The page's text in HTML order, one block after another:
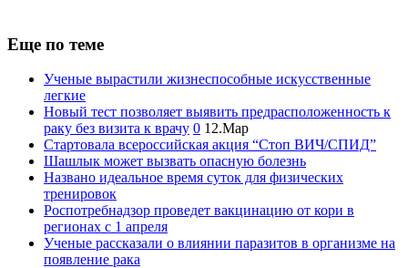
Еще по теме
Ученые вырастили жизнеспособные искусственные
легкие
Новый тест позволяет выявить предрасположенность к
раку без визита к врачу 0 12.Мар
Стартовала всероссийская акция “Стоп ВИЧ/СПИД”
Шашлык может вызвать опасную болезнь
Названо идеальное время суток для физических
тренировок
Роспотребнадзор проведет вакцинацию от кори в
регионах с 1 апреля
Ученые рассказали о влиянии паразитов в организме на
появление рака